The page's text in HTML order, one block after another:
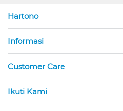
Hartono
Informasi
Customer Care
Ikuti Kami